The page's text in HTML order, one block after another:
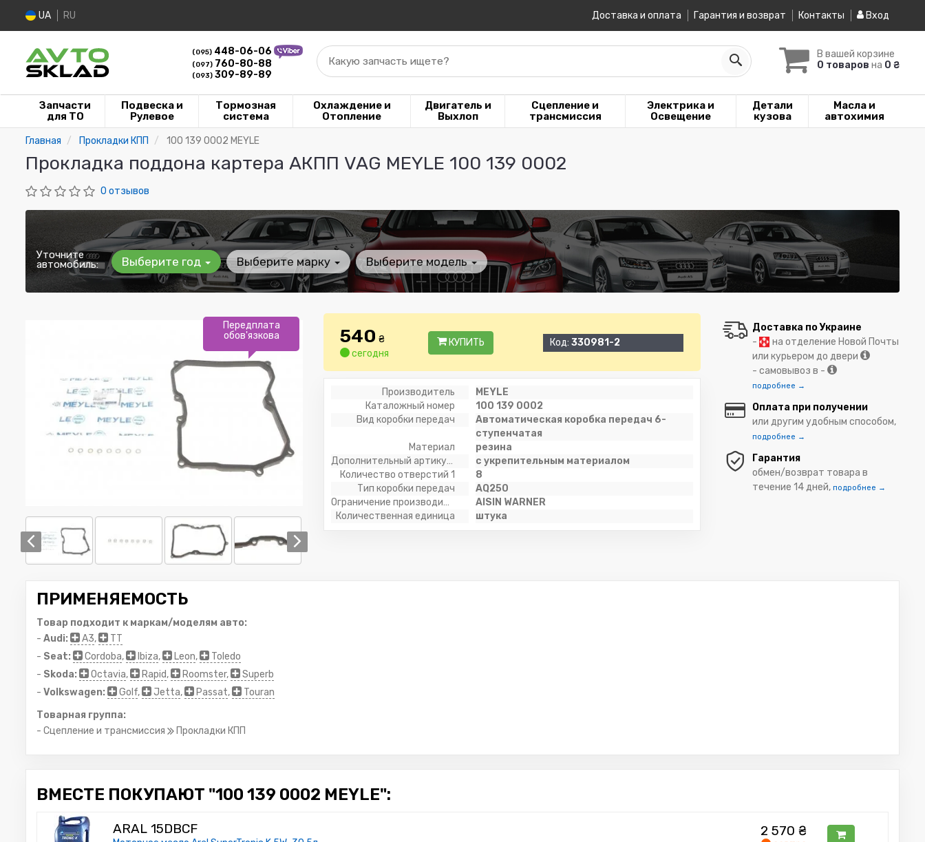
UA RU Доставка и оплата Гарантия и возврат Контакты Вход
(095) 448-06-06
(097) 760-80-88
(093) 309-89-89
В вашей корзине
0 товаров на 0 ₴
Какую запчасть ищете?
Запчасти
для ТО
Подвеска и
Рулевое
Тормозная
система
Охлаждение и
Отопление
Двигатель и
Выхлоп
Сцепление и
трансмиссия
Электрика и
Освещение
Детали
кузова
Масла и
автохимия
Главная Прокладки КПП 100 139 0002 MEYLE
Прокладка поддона картера АКПП VAG MEYLE 100 139 0002
0 отзывов
Уточните
автомобиль: Выберите год Выберите марку Выберите модель
Передплата
обов'язкова
540 ₴
сегодня
КУПИТЬ Код:330981-2
Производитель
MEYLE
Каталожный номер
100 139 0002
Вид коробки передач
Автоматическая коробка передач 6-
ступенчатая
Материал
резина
Дополнительный артикул / дополнительная информация 2
с укрепительным материалом
Количество отверстий 1
8
Тип коробки передач
AQ250
Ограничение производителя
AISIN WARNER
Количественная единица
штука
Доставка по Украине
-
на отделение Новой Почты
или курьером до двери
- самовывоз в -
подробнее →
Оплата при получении
или другим удобным способом,
подробнее →
Гарантия
обмен/возврат товара в
течение 14 дней,подробнее →
ПРИМЕНЯЕМОСТЬ
Товар подходит к маркам/моделям авто:
- Audi: A3,
TT
- Seat: Cordoba, Ibiza, Leon,
Toledo
- Skoda: Octavia, Rapid, Roomster,
Superb
- Volkswagen: Golf, Jetta, Passat,
Touran
Товарная группа:
- Сцепление и трансмиссия
Прокладки КПП
ВМЕСТЕ ПОКУПАЮТ "100 139 0002 MEYLE":
ARAL 15DBCF 2 570 ₴